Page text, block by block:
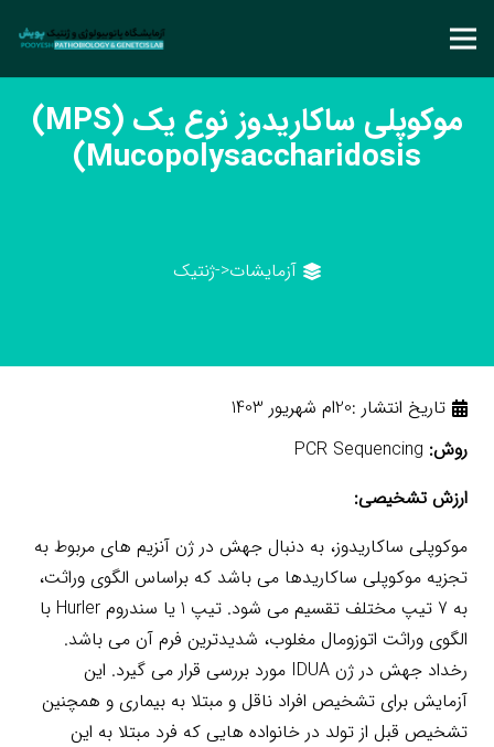
موکوپلی ساکاریدوز نوع یک (MPS)
Mucopolysaccharidosis)
آزمایشات<-ژنتیک
تاریخ انتشار :20ام شهریور 1403
روش: PCR Sequencing
ارزش تشخیصی:
موکوپلی ساکاریدوز، به دنبال جهش در ژن آنزیم های مربوط به
تجزیه موکوپلی ساکاریدها می باشد که براساس الگوی وراثت،
به 7 تیپ مختلف تقسیم می شود. تیپ 1 یا سندروم Hurler با
الگوی وراثت اتوزومال مغلوب، شدیدترین فرم آن می باشد.
رخداد جهش در ژن IDUA مورد بررسی قرار می گیرد. این
آزمایش برای تشخیص افراد ناقل و مبتلا به بیماری و همچنین
تشخیص قبل از تولد در خانواده هایی که فرد مبتلا به این